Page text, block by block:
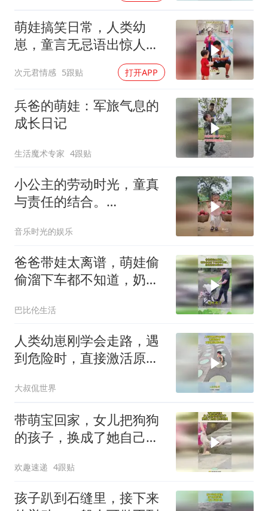
萌娃搞笑日常，人类幼
崽，童言无忌语出惊人：
狗都知道100比30多，傻
子才跟你换！
次元君情感 5跟贴 打开APP
兵爸的萌娃：军旅气息的
成长日记
生活魔术专家 4跟贴
小公主的劳动时光，童真
与责任的结合。
音乐时光的娱乐
爸爸带娃太离谱，萌娃偷
偷溜下车都不知道，奶奶
巴比伦生活
人类幼崽刚学会走路，遇
到危险时，直接激活原始
大叔侃世界
带萌宝回家，女儿把狗狗
的孩子，换成了她自己的
欢趣速递 4跟贴
孩子趴到石缝里，接下来